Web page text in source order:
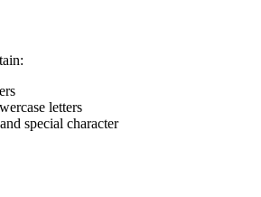
letters
special character